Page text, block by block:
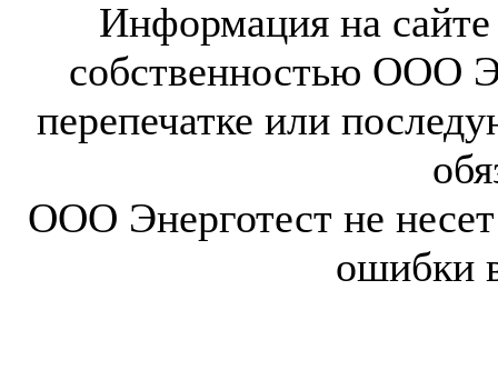
Информация на сайте
собственностью ООО
перепечатке или
ООО Энерготест не несет
ошибки